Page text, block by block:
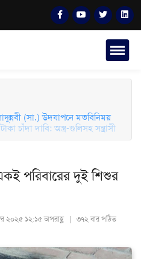
চাঁদা দাবি: অস্ত্র-গুলিসহ সন্ত্রাসী
(সা.) উদযাপনে মতবিনিময়
পরিবারের দুই শিশুর
২০২৫ ১২:১৫ অপরাহ্ণ | ৩৭২ বার পঠিত